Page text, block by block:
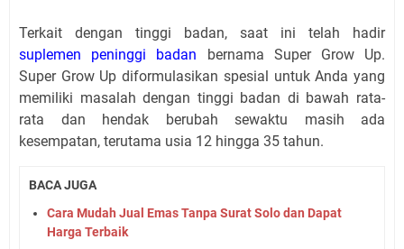
Terkait dengan tinggi badan, saat ini telah hadir
suplemen peninggi badan bernama Super Grow Up.
Super Grow Up diformulasikan spesial untuk Anda yang
memiliki masalah dengan tinggi badan di bawah rata-
rata dan hendak berubah sewaktu masih ada
kesempatan, terutama usia 12 hingga 35 tahun.
BACA JUGA
Cara Mudah Jual Emas Tanpa Surat Solo dan Dapat
Harga Terbaik